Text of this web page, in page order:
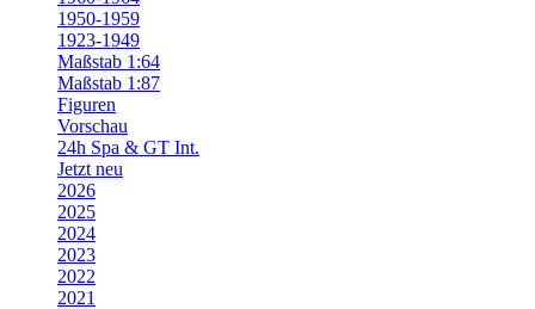
1950-1959
1923-1949
Maßstab 1:64
Maßstab 1:87
Figuren
Vorschau
24h Spa & GT Int.
Jetzt neu
2026
2025
2024
2023
2022
2021